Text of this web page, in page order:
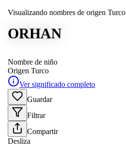
Visualizando nombres de origen Turco
ORHAN
Nombre de niño
Origen Turco
Ver significado completo
Guardar
Filtrar
Compartir
Desliza